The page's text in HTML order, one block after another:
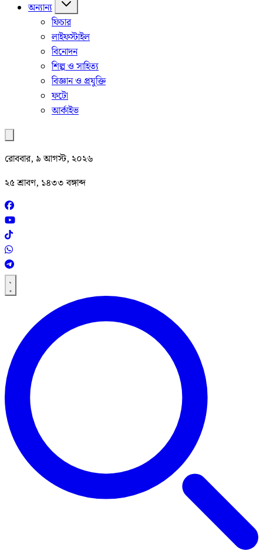
অন্যান্য
ফিচার
লাইফস্টাইল
বিনোদন
শিল্প ও সাহিত্য
বিজ্ঞান ও প্রযুক্তি
ফটো
আর্কাইভ
রোববার, ৯ আগস্ট, ২০২৬
২৫ শ্রাবণ, ১৪৩৩ বঙ্গাব্দ